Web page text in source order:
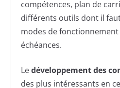
compétences, plan de
différents outils dont il
modes de
échéances.
Ledéveloppement des
des plus intéressants en